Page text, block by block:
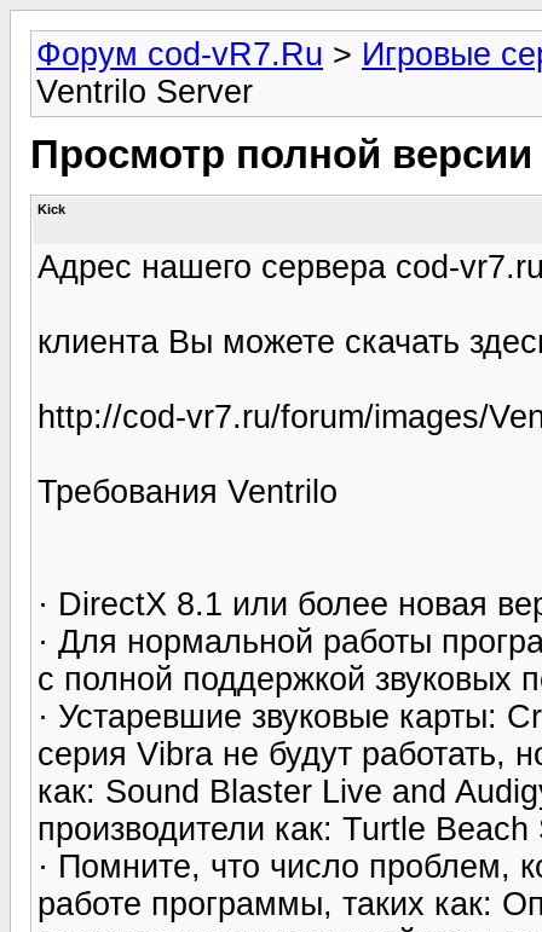
Форум cod-vR7.Ru > Игровые
Ventrilo Server
Просмотр полной
Kick
Адрес нашего сервера cod-
клиента Вы можете скачать
http://cod-vr7.ru/forum/images/
Требования Ventrilo
· DirectX 8.1 или более новая
· Для нормальной работы
с полной поддержкой звуковых
· Устаревшие звуковые карты:
серия Vibra не будут работать,
как: Sound Blaster Live and
производители как: Turtle
· Помните, что число проблем,
работе программы, таких как: